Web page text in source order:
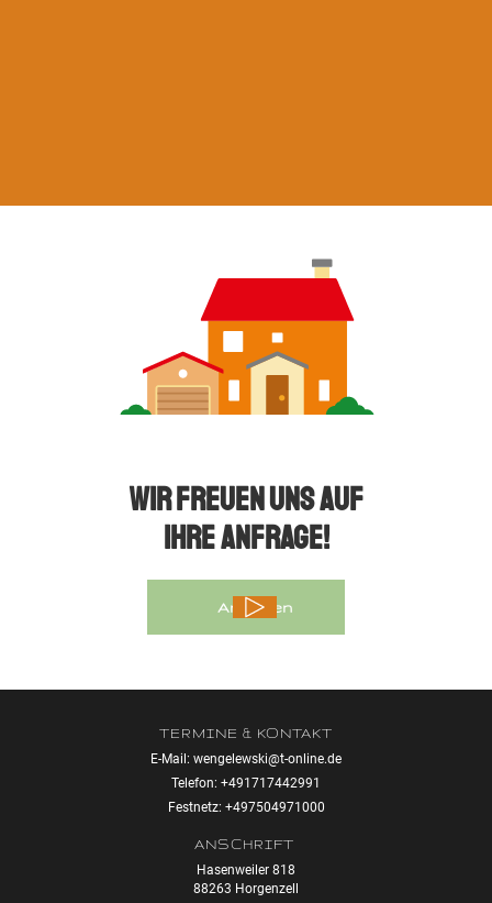
WIR FREUEN UNS AUF
IHRE ANFRAGE!
Anfragen
TERMINE & KONTAKT
E-Mail: wengelewski@t-online.de
Telefon: +491717442991
Festnetz: +497504971000
ANSCHRIFT
Hasenweiler 818
88263 Horgenzell